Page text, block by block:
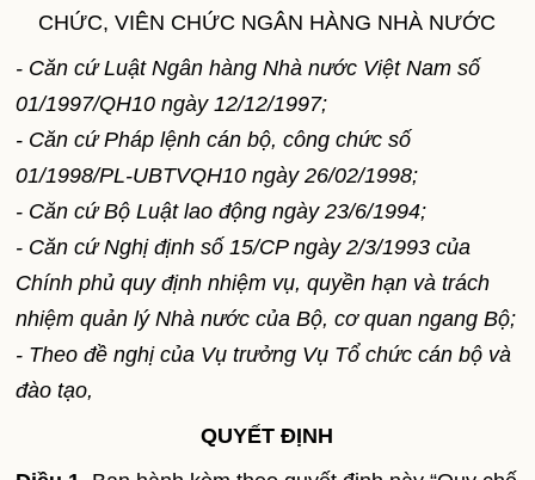
CHỨC, VIÊN CHỨC NGÂN HÀNG NHÀ NƯỚC
- Căn cứ Luật Ngân hàng Nhà nước Việt Nam số
01/1997/QH10 ngày 12/12/1997;
- Căn cứ Pháp lệnh cán bộ, công chức số
01/1998/PL-UBTVQH10 ngày 26/02/1998;
- Căn cứ Bộ Luật lao động ngày 23/6/1994;
- Căn cứ Nghị định số 15/CP ngày 2/3/1993 của
Chính phủ quy định nhiệm vụ, quyền hạn và trách
nhiệm quản lý Nhà nước của Bộ, cơ quan ngang Bộ;
- Theo đề nghị của Vụ trưởng Vụ Tổ chức cán bộ và
đào tạo,
QUYẾT ĐỊNH